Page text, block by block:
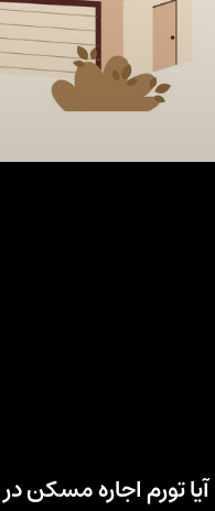
آیا تورم اجاره مسکن در ۱۴۰۴ کنترل خواهد شد؟